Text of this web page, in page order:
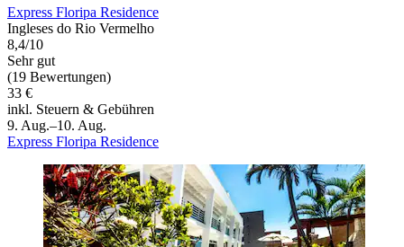
Express Floripa Residence
Ingleses do Rio Vermelho
8,4/10
Sehr gut
(19 Bewertungen)
33 €
inkl. Steuern & Gebühren
9. Aug.–10. Aug.
Express Floripa Residence